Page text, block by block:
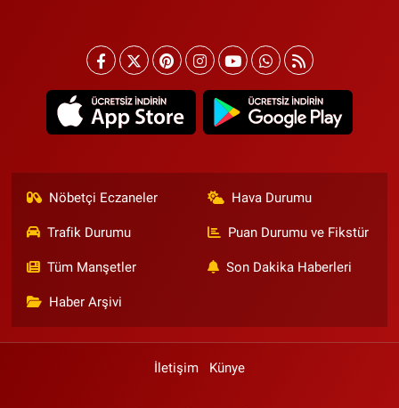
Nöbetçi Eczaneler Hava Durumu
Trafik Durumu Puan Durumu ve Fikstür
Tüm Manşetler Son Dakika Haberleri
Haber Arşivi
İletişim Künye